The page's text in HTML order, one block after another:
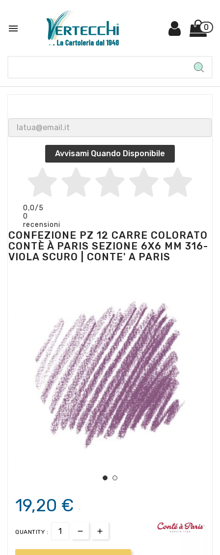
 0
Avvisami Quando Disponibile
0,0/5
0
recensioni
CONFEZIONE PZ 12 CARRE COLORATO
CONTÈ À PARIS SEZIONE 6X6 MM 316-
VIOLA SCURO | CONTE' A PARIS
19,20 € .
QUANTITY :